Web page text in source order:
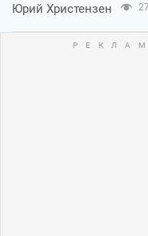
Юрий Христензен